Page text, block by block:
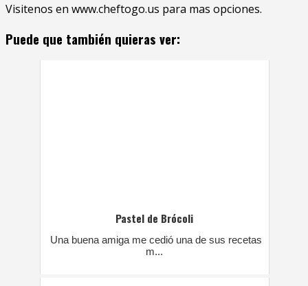
Visitenos en www.cheftogo.us para mas opciones.
Puede que también quieras ver:
Pastel de Brócoli
Una buena amiga me cedió una de sus recetas
m...